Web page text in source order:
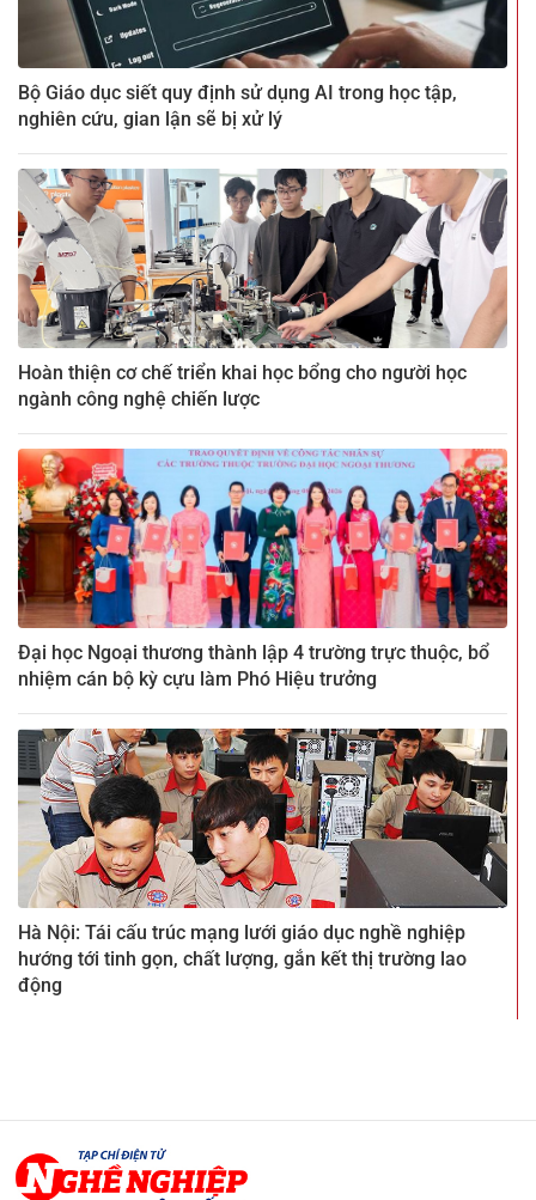
Bộ Giáo dục siết quy định sử dụng AI trong học tập,
nghiên cứu, gian lận sẽ bị xử lý
Hoàn thiện cơ chế triển khai học bổng cho người học
ngành công nghệ chiến lược
Đại học Ngoại thương thành lập 4 trường trực thuộc, bổ
nhiệm cán bộ kỳ cựu làm Phó Hiệu trưởng
Hà Nội: Tái cấu trúc mạng lưới giáo dục nghề nghiệp
hướng tới tinh gọn, chất lượng, gắn kết thị trường lao
động